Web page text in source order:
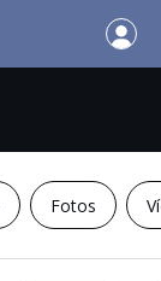
Fotos